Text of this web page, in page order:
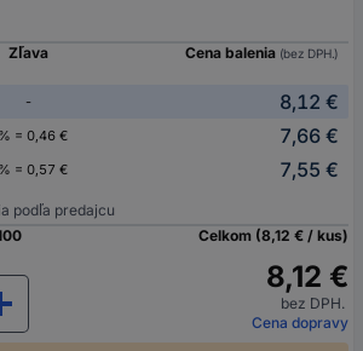
Zľava Cena balenia (bez DPH.)
-
8,12 €
= 0,46 €
7,66 €
= 0,57 € 7,55 €
podľa predajcu
Celkom (8,12 € / kus)
8,12 €
bez DPH.
Cena dopravy